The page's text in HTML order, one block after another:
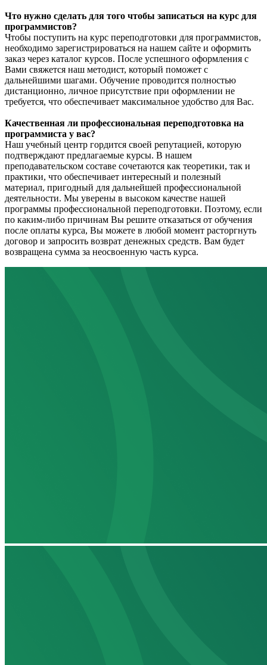
Что нужно сделать для того чтобы записаться на курс для
программистов?
Чтобы поступить на курс переподготовки для программистов,
необходимо зарегистрироваться на нашем сайте и оформить
заказ через каталог курсов. После успешного оформления с
Вами свяжется наш методист, который поможет с
дальнейшими шагами. Обучение проводится полностью
дистанционно, личное присутствие при оформлении не
требуется, что обеспечивает максимальное удобство для Вас.
Качественная ли профессиональная переподготовка на
программиста у вас?
Наш учебный центр гордится своей репутацией, которую
подтверждают предлагаемые курсы. В нашем
преподавательском составе сочетаются как теоретики, так и
практики, что обеспечивает интересный и полезный
материал, пригодный для дальнейшей профессиональной
деятельности. Мы уверены в высоком качестве нашей
программы профессиональной переподготовки. Поэтому, если
по каким-либо причинам Вы решите отказаться от обучения
после оплаты курса, Вы можете в любой момент расторгнуть
договор и запросить возврат денежных средств. Вам будет
возвращена сумма за неосвоенную часть курса.